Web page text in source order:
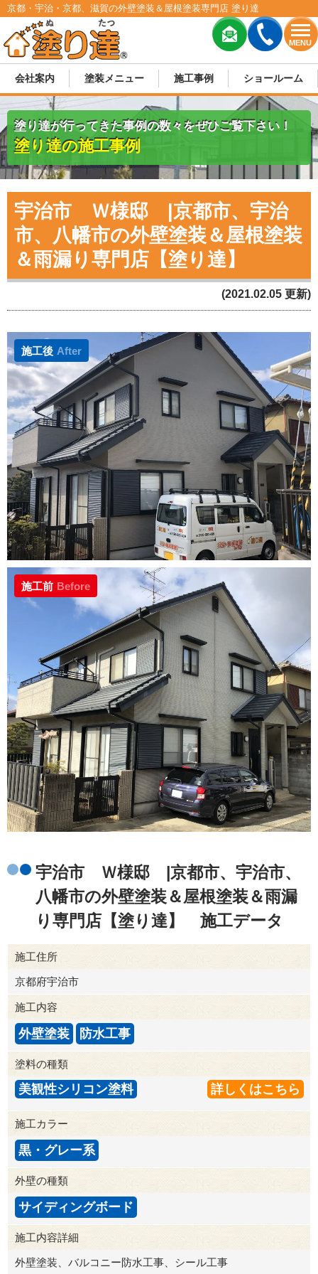
MENU
京都・宇治・京都、滋賀の外壁塗装＆屋根塗装専門店 塗り達
会社案内 塗装メニュー 施工事例 ショールーム
塗り達が行ってきた事例の数々をぜひご覧下さい！
塗り達の施工事例
宇治市 Ｗ様邸 |京都市、宇治
市、八幡市の外壁塗装＆屋根塗装
＆雨漏り専門店【塗り達】
(2021.02.05 更新)
施工後 After
施工前 Before
宇治市 Ｗ様邸 |京都市、宇治市、
八幡市の外壁塗装＆屋根塗装＆雨漏
り専門店【塗り達】 施工データ
施工住所
京都府宇治市
施工内容
外壁塗装 防水工事
塗料の種類
美観性シリコン塗料 詳しくはこちら
施工カラー
黒・グレー系
外壁の種類
サイディングボード
施工内容詳細
外壁塗装、バルコニー防水工事、シール工事